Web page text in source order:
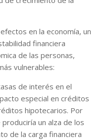
en la economía, un
financiera
de las personas,
vulnerables:
de interés en el
especial en créditos
hipotecarios. Por
un alza de los
de la carga financiera